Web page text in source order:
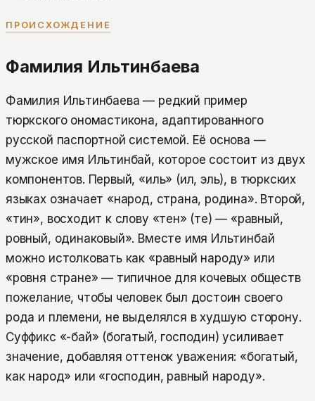
ПРОИСХОЖДЕНИЕ
Фамилия Ильтинбаева
Фамилия Ильтинбаева — редкий пример
тюркского ономастикона, адаптированного
русской паспортной системой. Её основа —
мужское имя Ильтинбай, которое состоит из двух
компонентов. Первый, «иль» (ил, эль), в тюркских
языках означает «народ, страна, родина». Второй,
«тин», восходит к слову «тен» (тең) — «равный,
ровный, одинаковый». Вместе имя Ильтинбай
можно истолковать как «равный народу» или
«ровня стране» — типичное для кочевых обществ
пожелание, чтобы человек был достоин своего
рода и племени, не выделялся в худшую сторону.
Суффикс «-бай» (богатый, господин) усиливает
значение, добавляя оттенок уважения: «богатый,
как народ» или «господин, равный народу».